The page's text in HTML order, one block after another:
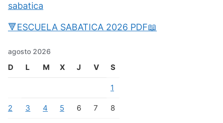
sabatica
🔻ESCUELA SABATICA 2026 PDF📖
agosto 2026
D L M X J V S
1
2 3 4 5 6 7 8